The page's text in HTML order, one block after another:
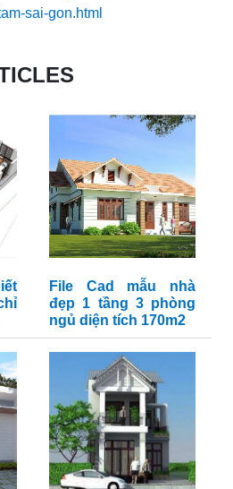
sai-gon.html
File Cad mẫu nhà
đẹp 1 tầng 3 phòng
ngủ diện tích 170m2